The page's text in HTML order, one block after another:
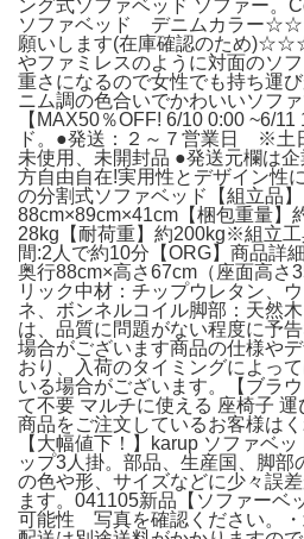
ング式ソファベッド ソファー。
ソファベッド デニムカラー
願いします(在庫確認のため
やファミレスのように対面のソ
重さになるので女性でも持ち運
ニム調の色合いでかわいいソファ
【MAX50％OFF! 6/10 0:00 ~6/
ド。●発送：２～７営業日 ※土
未使用、未開封品 ●発送元欄は
方自由自在!実用性とデザイン性
の分割式ソファベッド【組立品】
88cm×89cm×41cm【梱包重量】
28kg【耐荷重】約200kg※組立
間:2人で約10分【ORG】商品詳
奥行88cm×高さ67cm（座面高さ
リック中材：チップウレタン、
ネ、ボンネルコイル脚部：天然
は、品質に問題がない程度に予
場合がございます商品の仕様や
おり、入荷のタイミングによっ
いる場合がございます。【ブラ
て不要 マルチに使える 座椅子
商品をご注文しているお客様は
【大幅値下！】karup ソファベ
ップ3人掛。部品、生産国、脚部
の色や形、サイズなどに少々誤
ます。041105新品【ソファー
可能性 写真を確認ください。